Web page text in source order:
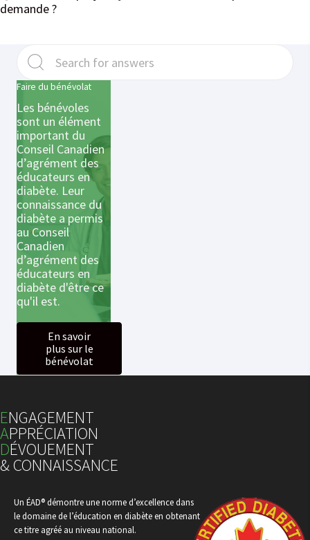
demande ?
Faire du bénévolat
Les bénévoles
sont un élément
important du
Conseil Canadien
d’agrément des
éducateurs en
diabète. Leur
connaissance du
diabète a permis
au Conseil
Canadien
d’agrément des
éducateurs en
diabète d'être ce
qu'il est.
En savoir
plus sur le
bénévolat
ENGAGEMENT
APPRÉCIATION
DÉVOUEMENT
& CONNAISSANCE
Un ÉAD® démontre une norme d’excellence dans
le domaine de l’éducation en diabète en obtenant
ce titre agréé au niveau national.